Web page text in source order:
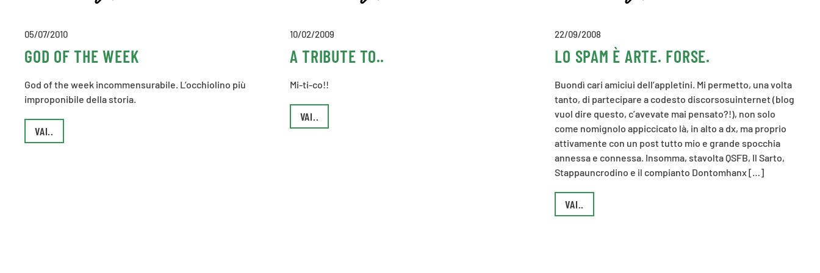
05/07/2010
GOD OF THE WEEK
God of the week incommensurabile. L’occhiolino più
improponibile della storia.
VAI..
10/02/2009
A TRIBUTE TO..
Mi-ti-co!!
VAI..
22/09/2008
LO SPAM È ARTE. FORSE.
Buondì cari amiciui dell’appletini. Mi permetto, una volta
tanto, di partecipare a codesto discorsosuinternet (blog
vuol dire questo, c’avevate mai pensato?!), non solo
come nomignolo appiccicato là, in alto a dx, ma proprio
attivamente con un post tutto mio e grande spocchia
annessa e connessa. Insomma, stavolta QSFB, Il Sarto,
Stappauncrodino e il compianto Dontomhanx […]
VAI..